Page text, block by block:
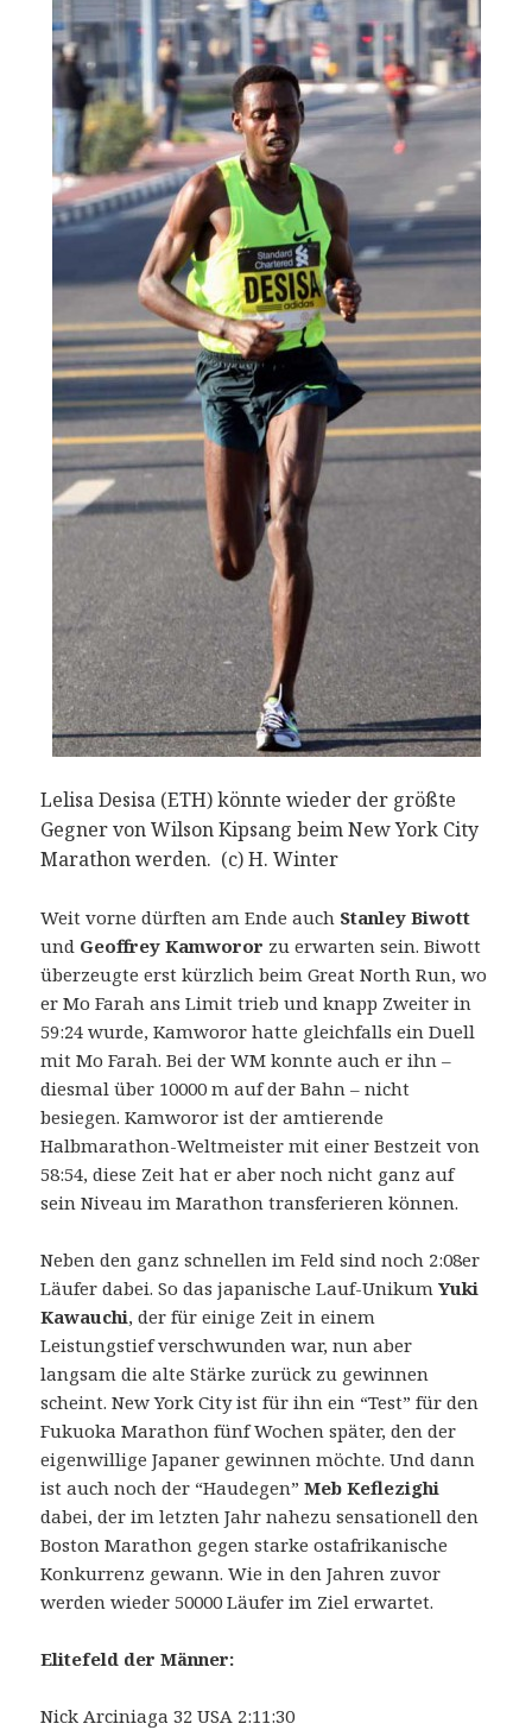
Lelisa Desisa (ETH) könnte wieder der größte
Gegner von Wilson Kipsang beim New York City
Marathon werden. (c) H. Winter
Weit vorne dürften am Ende auch Stanley Biwott
und Geoffrey Kamworor zu erwarten sein. Biwott
überzeugte erst kürzlich beim Great North Run, wo
er Mo Farah ans Limit trieb und knapp Zweiter in
59:24 wurde, Kamworor hatte gleichfalls ein Duell
mit Mo Farah. Bei der WM konnte auch er ihn –
diesmal über 10000 m auf der Bahn – nicht
besiegen. Kamworor ist der amtierende
Halbmarathon-Weltmeister mit einer Bestzeit von
58:54, diese Zeit hat er aber noch nicht ganz auf
sein Niveau im Marathon transferieren können.
Neben den ganz schnellen im Feld sind noch 2:08er
Läufer dabei. So das japanische Lauf-UnikumYuki
Kawauchi, der für einige Zeit in einem
Leistungstief verschwunden war, nun aber
langsam die alte Stärke zurück zu gewinnen
scheint. New York City ist für ihn ein “Test” für den
Fukuoka Marathon fünf Wochen später, den der
eigenwillige Japaner gewinnen möchte. Und dann
ist auch noch der “Haudegen”Meb Keflezighi
dabei, der im letzten Jahr nahezu sensationell den
Boston Marathon gegen starke ostafrikanische
Konkurrenz gewann. Wie in den Jahren zuvor
werden wieder 50000 Läufer im Ziel erwartet.
Elitefeld der Männer:
Nick Arciniaga 32 USA 2:11:30